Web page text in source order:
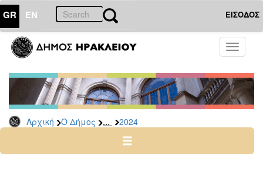
GR EN ΕΙΣΟΔΟΣ
Toggle
Αρχική Ο Δήμος ... 2024
ΔΗΜΟΣ
Δελτία
Τύπου
Αρχείο
2026
2024